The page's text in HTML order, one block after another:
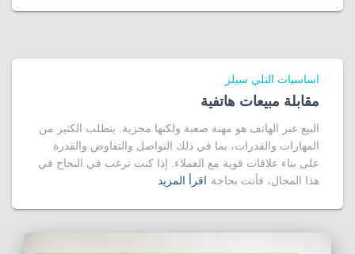
اساسيات التلي سيلز
مقابلة مبيعات هاتفية
البيع عبر الهاتف هو مهنة صعبة ولكنها مجزية. يتطلب الكثير من
المهارات والقدرات، بما في ذلك التواصل والتفاوض والقدرة
على بناء علاقات قوية مع العملاء. إذا كنت ترغب في النجاح في
هذا المجال، فأنت بحاجة اقرأ المزيد